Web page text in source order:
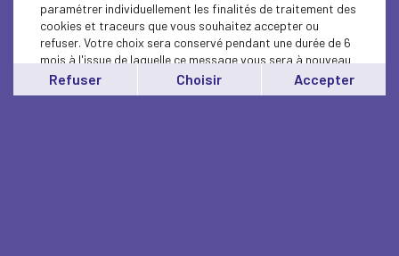
paramétrer individuellement les finalités de traitement des
cookies et traceurs que vous souhaitez accepter ou
refuser. Votre choix sera conservé pendant une durée de 6
mois à l'issue de laquelle ce message vous sera à nouveau
affiché..
Vous pouvez modifier votre choix à tout moment en
Refuser Choisir Accepter